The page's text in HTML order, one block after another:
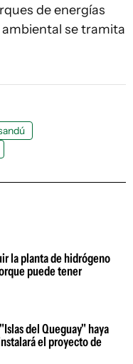
de energías
se tramita
la planta de hidrógeno
puede tener
del Queguay" haya
el proyecto de